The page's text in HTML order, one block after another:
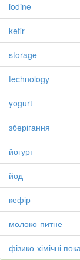
iodine
kefir
storage
technology
yogurt
зберігання
йогурт
йод
кефір
молоко-питне
фізико-хімічні